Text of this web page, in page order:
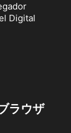
Digital
ラウザ